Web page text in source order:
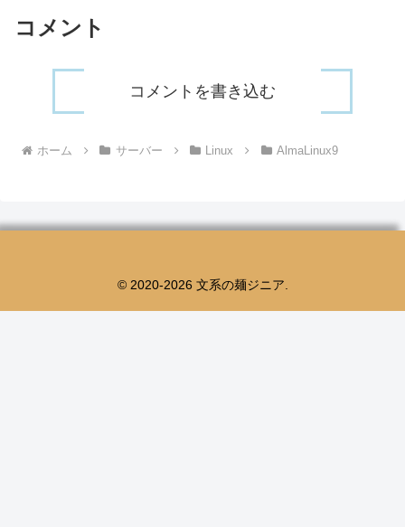
コメント
コメントを書き込む
ホーム サーバー Linux AlmaLinux9
© 2020-2026 文系の麺ジニア.